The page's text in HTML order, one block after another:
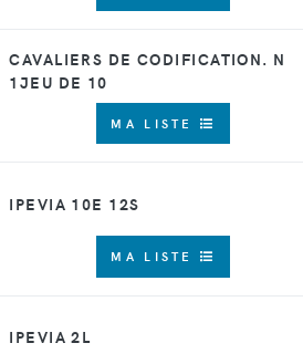
CAVALIERS DE CODIFICATION. N
1JEU DE 10
MA LISTE
IPEVIA 10E 12S
MA LISTE
IPEVIA 2L